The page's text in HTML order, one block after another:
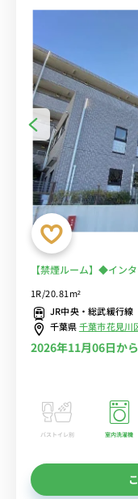
【禁煙ルーム】◆イン
完備♪人気のデスク＆
利用可/秋葉原・新宿ま
コレ」などのスーパーあ
1R/20.81m²
JR中央・総武緩行
千葉県千葉市花見川
2026年11月06日か
バストイレ別 室内洗濯機